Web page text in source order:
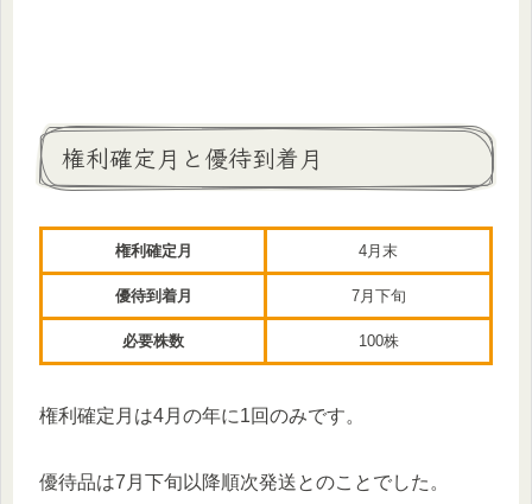
権利確定月と優待到着月
権利確定月 4月末
優待到着月 7月下旬
必要株数 100株
権利確定月は4月の年に1回のみです。
優待品は7月下旬以降順次発送とのことでした。